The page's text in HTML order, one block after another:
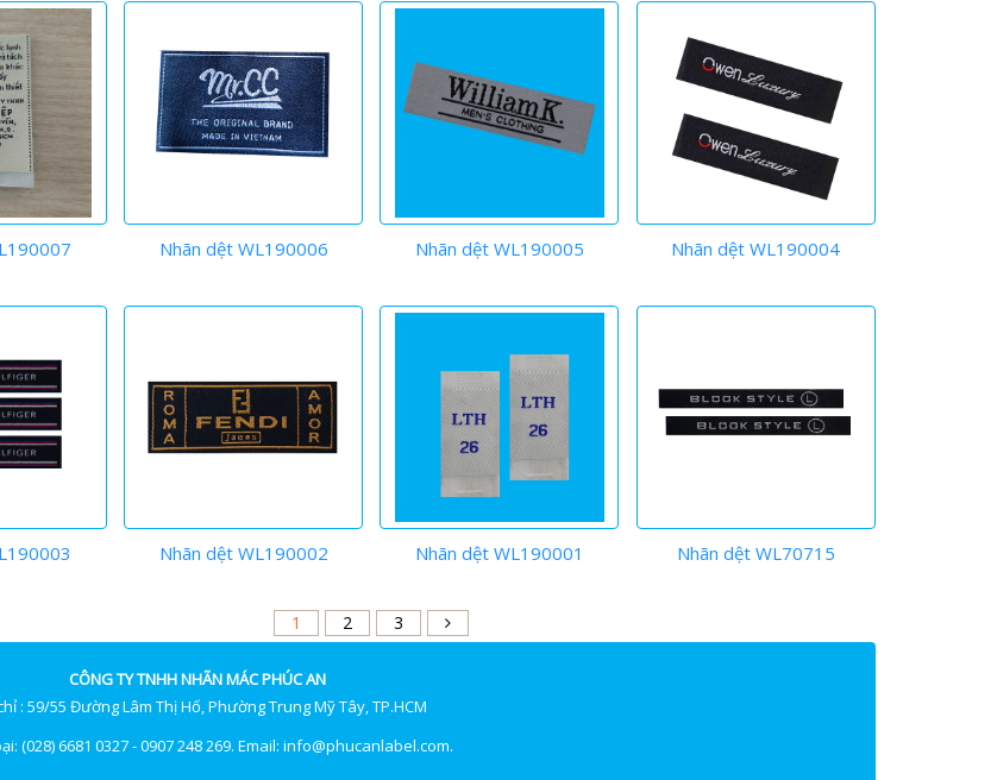
Nhãn dệt WL190006 Nhãn dệt WL190005 Nhãn dệt WL190004
Nhãn dệt WL190002 Nhãn dệt WL190001 Nhãn dệt WL70715
1 2 3
CÔNG TY TNHH NHÃN MÁC PHÚC AN
: 59/55 Đường Lâm Thị Hố, Phường Trung Mỹ Tây, TP.HCM
(028) 6681 0327 - 0907 248 269. Email: info@phucanlabel.com.